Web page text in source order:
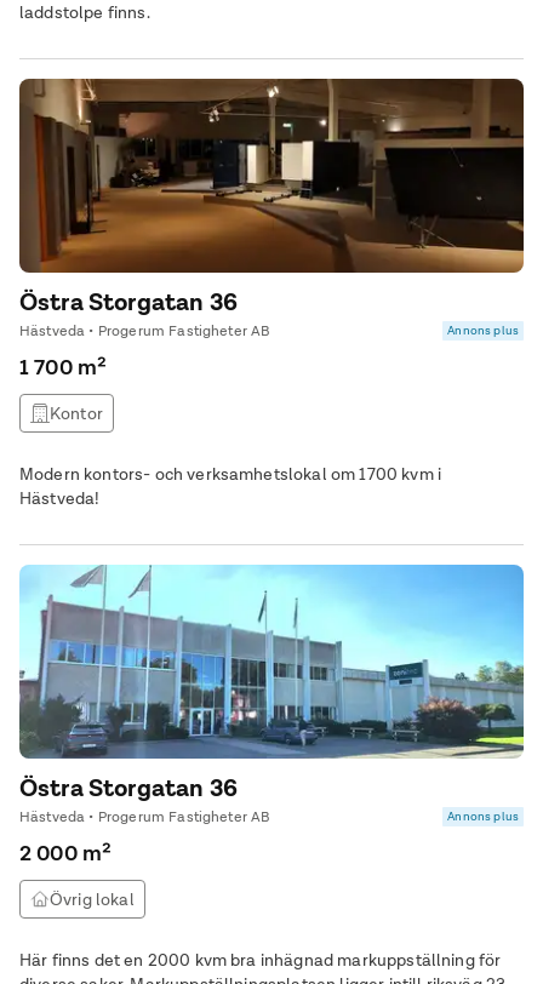
laddstolpe finns.
Östra Storgatan 36
Hästveda • Progerum Fastigheter AB Annons plus
1 700 m²
Kontor
Modern kontors- och verksamhetslokal om 1700 kvm i
Hästveda!
Östra Storgatan 36
Hästveda • Progerum Fastigheter AB Annons plus
2 000 m²
Övrig lokal
Här finns det en 2000 kvm bra inhägnad markuppställning för